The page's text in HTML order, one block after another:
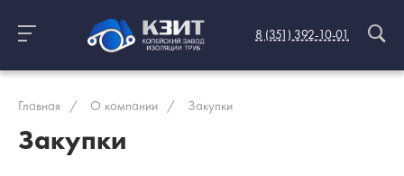
8 (351) 392-10-01
Главная / О компании / Закупки
Закупки